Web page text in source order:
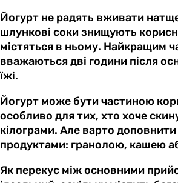
Йогурт не радять вживати
шлункові соки знищують
містяться в ньому. Найкращим
вважаються дві години після
їжі.
Йогурт може бути частиною
особливо для тих, хто хоче
кілограми. Але варто
продуктами: гранолою, кашею
Як перекус між основними